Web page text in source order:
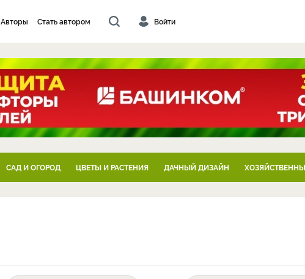
Авторы Стать автором Войти
САД И ОГОРОД ЦВЕТЫ И РАСТЕНИЯ ДАЧНЫЙ ДИЗАЙН